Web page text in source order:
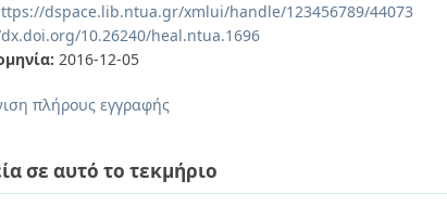
dspace.lib.ntua.gr/xmlui/handle/123456789/44073
10.26240/heal.ntua.1696
2016-12-05
πλήρους εγγραφής
σε αυτό το τεκμήριο